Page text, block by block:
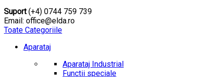
Suport(+4) 0744 759 739
Email: office@elda.ro
Toate Categoriile
Aparataj
Aparataj Industrial
Functii speciale